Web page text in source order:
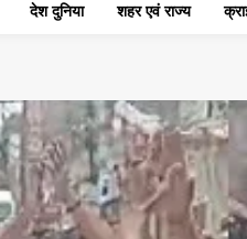
देश दुनिया शहर एवं राज्य